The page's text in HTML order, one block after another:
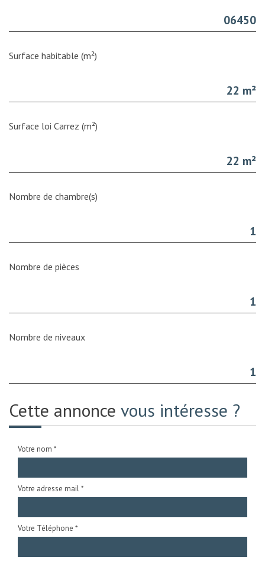
06450
Surface habitable (m²)
22 m²
Surface loi Carrez (m²)
22 m²
Nombre de chambre(s)
1
Nombre de pièces
1
Nombre de niveaux
1
Cette annonce vous intéresse ?
Votre nom *
Votre adresse mail *
Votre Téléphone *